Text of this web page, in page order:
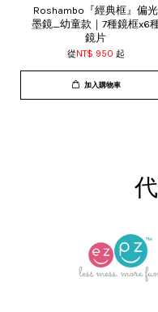
Roshambo『經典框』偏光
墨鏡_幼童款｜7種鏡框x6
鏡片
從NT$ 950 起
加入購物車